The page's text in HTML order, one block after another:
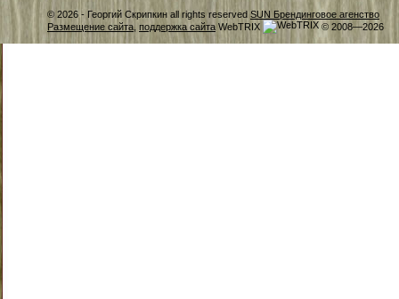
© 2026 - Георгий Скрипкин all rights reserved SUN Брендинговое агенство
Размещение сайта, поддержка сайта WebTRIX © 2008—2026